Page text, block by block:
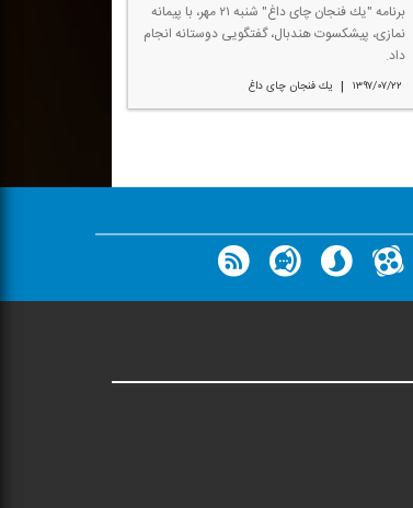
برنامه "یك فنجان چای داغ" شنبه ۲۱ مهر، با پیمانه
نمازی، پیشكسوت هندبال، گفتگویی دوستانه انجام
داد.
۱۳۹۷/۰۷/۲۲ | یك فنجان چای داغ